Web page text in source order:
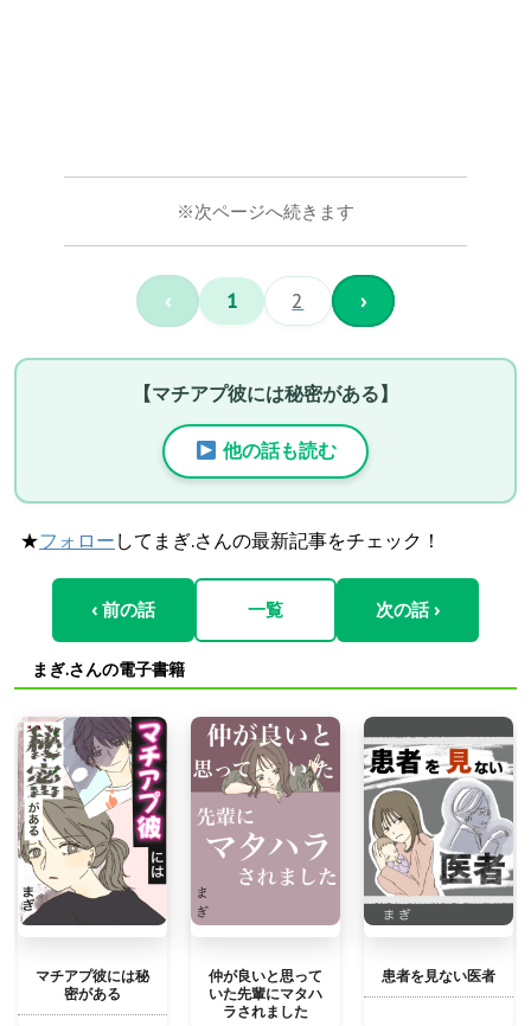
※次ページへ続きます
‹ 1 2 ›
【マチアプ彼には秘密がある】
他の話も読む
★フォロー してまぎ.さんの最新記事をチェック！
‹ 前の話 一覧 次の話 ›
まぎ.さんの電子書籍
マチアプ彼には秘
密がある
仲が良いと思って
いた先輩にマタハ
ラされました
患者を見ない医者